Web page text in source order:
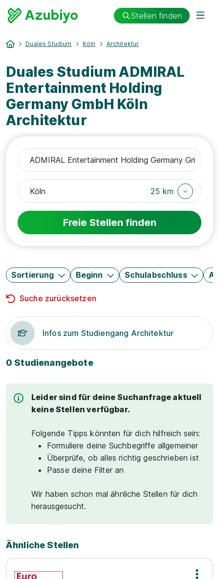
Stellen finden
Duales Studium Köln Architektur
Duales Studium ADMIRAL
Entertainment Holding
Germany GmbH Köln
Architektur
25 km
Freie Stellen finden
Sortierung Beginn Schulabschluss
Suche zurücksetzen
Infos zum Studiengang Architektur
0 Studienangebote
Leider sind für deine Suchanfrage aktuell
keine Stellen verfügbar.
Folgende Tipps könnten für dich hilfreich sein:
Formuliere deine Suchbegriffe allgemeiner
Überprüfe, ob alles richtig geschrieben ist
Passe deine Filter an
Wir haben schon mal ähnliche Stellen für dich
herausgesucht.
Ähnliche Stellen